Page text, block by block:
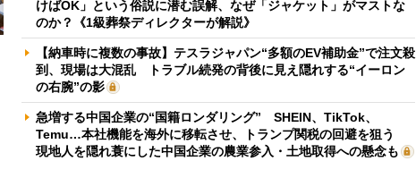
けばOK」という俗説に潜む誤解、なぜ「ジャケット」がマストな
のか？《1級葬祭ディレクターが解説》
【納車時に複数の事故】テスラジャパン“多額のEV補助金”で注文殺
到、現場は大混乱 トラブル続発の背後に見え隠れする“イーロン
の右腕”の影
急増する中国企業の“国籍ロンダリング” SHEIN、TikTok、
Temu…本社機能を海外に移転させ、トランプ関税の回避を狙う
現地人を隠れ蓑にした中国企業の農業参入・土地取得への懸念も